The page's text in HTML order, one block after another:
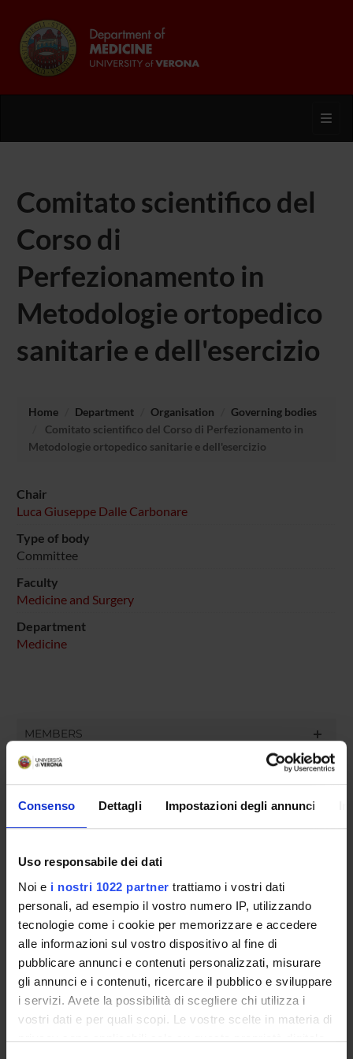
Consenso Dettagli Impostazioni degli annunci
Uso responsabile dei dati
Noi e i nostri 1022 partner trattiamo i vostri dati
personali, ad esempio il vostro numero IP, utilizzando
tecnologie come i cookie per memorizzare e accedere
alle informazioni sul vostro dispositivo al fine di
pubblicare annunci e contenuti personalizzati, misurare
gli annunci e i contenuti, ricercare il pubblico e sviluppare
i servizi. Avete la possibilità di scegliere chi utilizza i
vostri dati e per quali scopi. Le vostre scelte in materia di
privacy sono applicabili solo su questa proprietà digitale
Comitato scientifico del
Corso di
Perfezionamento in
Metodologie ortopedico
sanitarie e dell'esercizio
Home Department Organisation
Governing bodies
Comitato scientifico del Corso di Perfezionamento in
Metodologie ortopedico sanitarie e dell'esercizio
Chair
Luca Giuseppe Dalle Carbonare
Type of body
Committee
Faculty
Medicine and Surgery
Department
Medicine
MEMBERS
Marcello Ferrari
Albino Poli
Massimo Pulin
RECORDS AND DOCUMENTS
ORGANISATION